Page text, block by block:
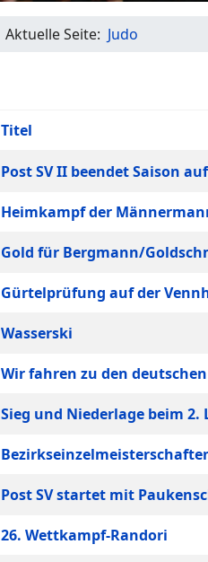
Aktuelle Seite: Judo
Titel
Post SV II beendet Saison
Heimkampf der
Gold für Bergmann/
Gürtelprüfung auf der
Wasserski
Wir fahren zu den
Sieg und Niederlage beim
Post SV startet mit
26. Wettkampf-Randori